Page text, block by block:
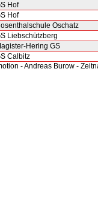
Hof
Hof
Oschatz
Liebschützberg
Hering GS
Calbitz
- Andreas Burow -